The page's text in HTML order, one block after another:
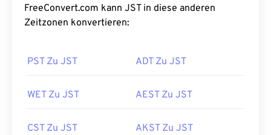
FreeConvert.com kann JST in diese anderen
Zeitzonen konvertieren:
PST Zu JST ADT Zu JST
WET Zu JST AEST Zu JST
CST Zu JST AKST Zu JST